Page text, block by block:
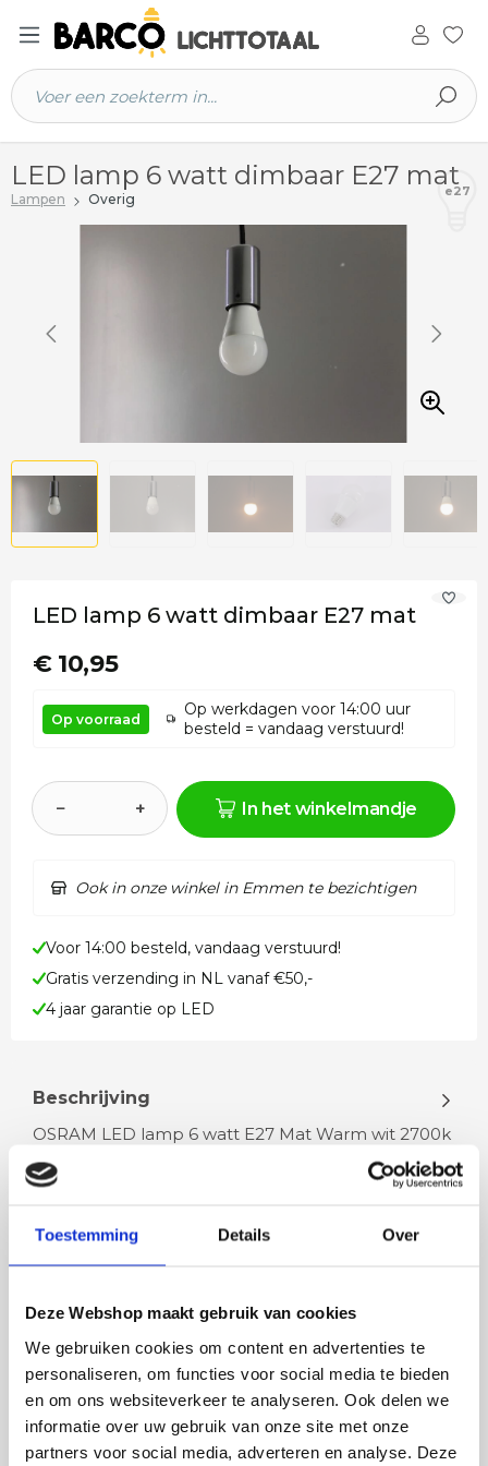
Toestemming Details Over
Deze Webshop maakt gebruik van cookies
We gebruiken cookies om content en advertenties te
personaliseren, om functies voor social media te bieden
en om ons websiteverkeer te analyseren. Ook delen we
informatie over uw gebruik van onze site met onze
partners voor social media, adverteren en analyse. Deze
hoofdinhoud
LED lamp 6 watt dimbaar E27 mat
Lampen Overig e27
LED lamp 6 watt dimbaar E27 mat
€ 10,95
Op voorraad
Op werkdagen voor 14:00 uur
besteld = vandaag verstuurd!
− + In het winkelmandje
Ook in onze winkel in Emmen te bezichtigen
Voor 14:00 besteld, vandaag verstuurd!
Gratis verzending in NL vanaf €50,-
4 jaar garantie op LED
Beschrijving
OSRAM LED lamp 6 watt E27 Mat Warm wit 2700k
806 lumen Dimbaar met een led wanddimmer Is
vergelijkbaar met een 60 watt glo…
Rian
Fijne site waar ik een mooie
lamp heb uitgekozen en
Anne
Het bestellen,
leveren verliep vlot en